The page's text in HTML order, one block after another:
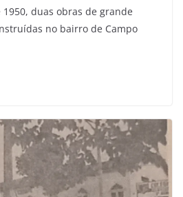
duas obras de grande
no bairro de Campo